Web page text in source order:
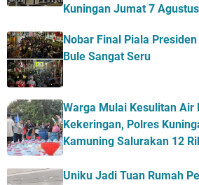
Kuningan Jumat 7
Nobar Final Piala
Bule Sangat Seru
Warga Mulai Kesulitan Air
Kekeringan, Polres
Kamuning Salurakan 12
Uniku Jadi Tuan Rumah